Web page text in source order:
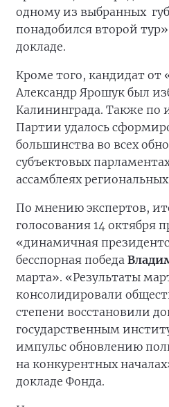
одному из выбранных
понадобился второй
докладе.
Кроме того, кандидат от
Александр Ярошук был
Калининграда. Также по
Партии удалось
большинства во всех
субъектовых
ассамблеях
По мнению экспертов,
голосования 14 октября
«динамичная
бесспорная победа
марта». «Результаты
консолидировали
степени восстановили
государственным
импульс обновлению
на конкурентных
докладе Фонда.